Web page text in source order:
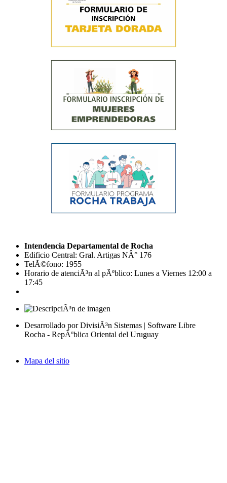
Intendencia Departamental de Rocha
Edificio Central: Gral. Artigas NÂ° 176
TelÃ©fono: 1955
Horario de atenciÃ³n al pÃºblico: Lunes a Viernes 12:00 a
17:45
Desarrollado por DivisiÃ³n Sistemas | Software Libre
Rocha - RepÃºblica Oriental del Uruguay
Mapa del sitio